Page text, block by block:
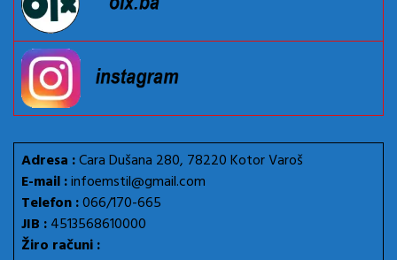
Adresa :Cara Dušana 280, 78220 Kotor Varoš
E-mail :infoemstil@gmail.com
Telefon :066/170-665
JIB :4513568610000
Žiro računi :